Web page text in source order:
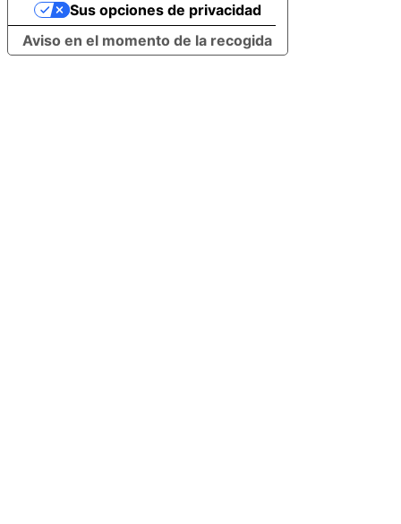
Aviso en el momento de la recogida
Sus opciones de privacidad